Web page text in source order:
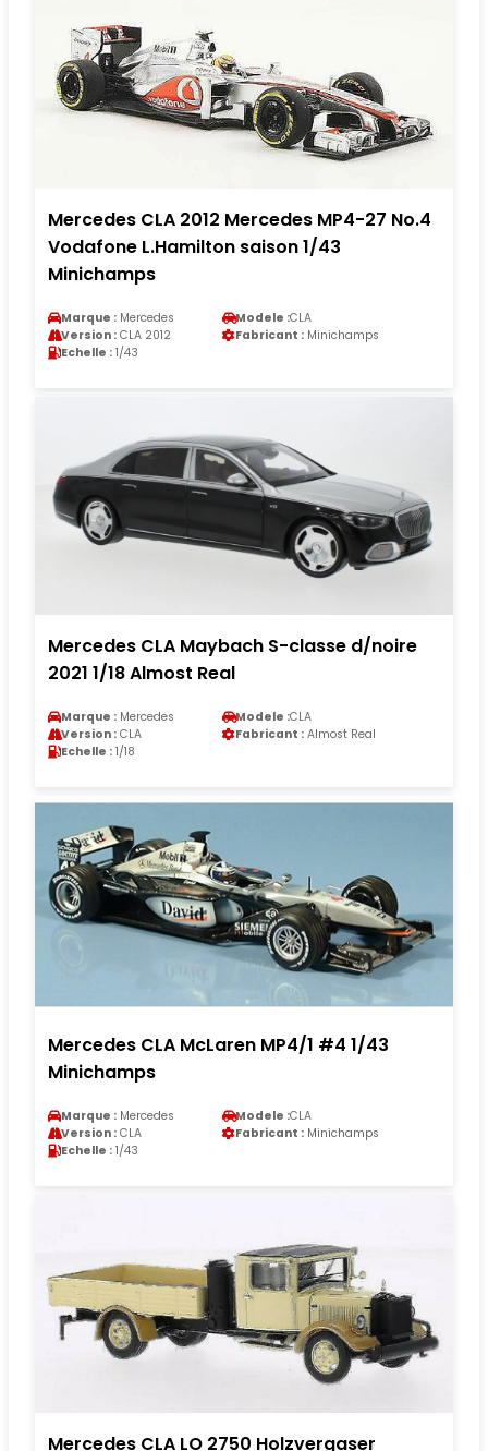
Mercedes CLA 2012 Mercedes MP4-27 No.4
Vodafone L.Hamilton saison 1/43
Minichamps
Marque : Mercedes Modele :CLA
Version : CLA 2012 Fabricant : Minichamps
Echelle : 1/43
Mercedes CLA Maybach S-classe d/noire
2021 1/18 Almost Real
Marque : Mercedes Modele :CLA
Version : CLA Fabricant : Almost Real
Echelle : 1/18
Mercedes CLA McLaren MP4/1 #4 1/43
Minichamps
Marque : Mercedes Modele :CLA
Version : CLA Fabricant : Minichamps
Echelle : 1/43
Mercedes CLA LO 2750 Holzvergaser